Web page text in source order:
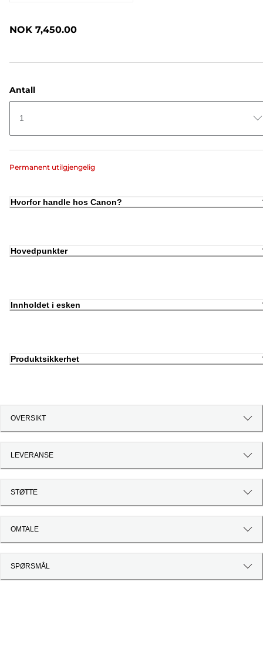
NOK 7,450.00
Antall
1
Permanent utilgjengelig
Hvorfor handle hos Canon?
Hovedpunkter
Innholdet i esken
Produktsikkerhet
OVERSIKT
LEVERANSE
STØTTE
OMTALE
SPØRSMÅL